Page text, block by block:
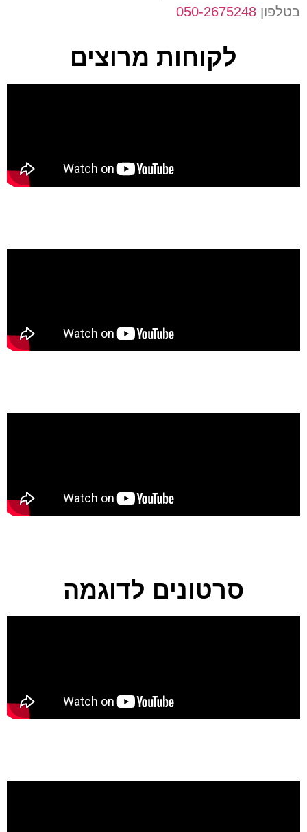
בטלפון
לקוחות מרוצים
סרטונים לדוגמה